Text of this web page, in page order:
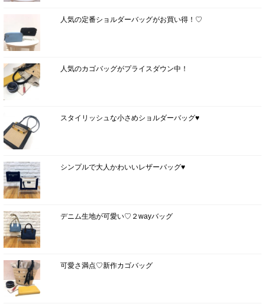
人気の定番ショルダーバッグがお買い得！♡
人気のカゴバッグがプライスダウン中！
スタイリッシュな小さめショルダーバッグ♥
シンプルで大人かわいいレザーバッグ♥
デニム生地が可愛い♡２wayバッグ
可愛さ満点♡新作カゴバッグ